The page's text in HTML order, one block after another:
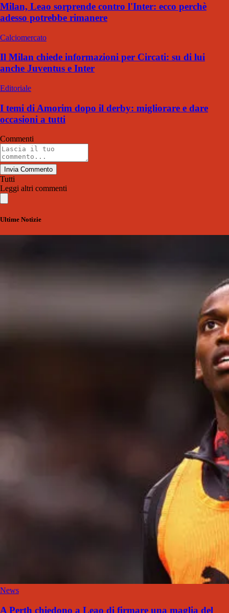
Milan, Leao sorprende contro l'Inter: ecco perchè
adesso potrebbe rimanere
Calciomercato
Il Milan chiede informazioni per Circati: su di lui
anche Juventus e Inter
Editoriale
I temi di Amorim dopo il derby: migliorare e dare
occasioni a tutti
Commenti
Invia Commento
Tutti
Leggi altri commenti
Ultime Notizie
News
A Perth chiedono a Leao di firmare una maglia del